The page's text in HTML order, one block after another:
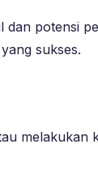
potensi
sukses.
melakukan